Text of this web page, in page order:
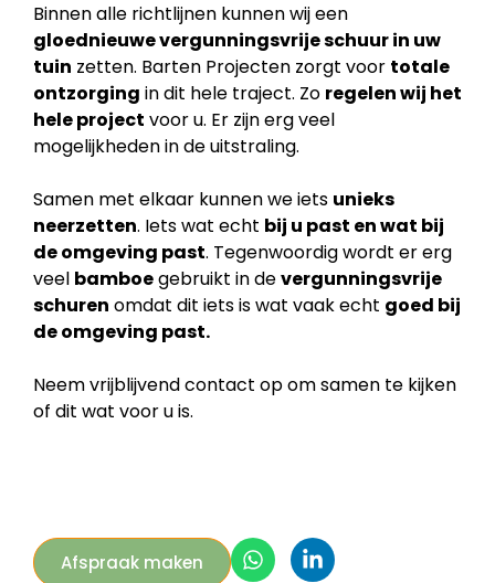
Binnen alle richtlijnen kunnen wij een
gloednieuwe vergunningsvrije schuur in uw
tuin zetten. Barten Projecten zorgt voor totale
ontzorging in dit hele traject. Zo regelen wij het
hele project voor u. Er zijn erg veel
mogelijkheden in de uitstraling.
Samen met elkaar kunnen we iets unieks
neerzetten. Iets wat echt bij u past en wat bij
deomgeving past. Tegenwoordig wordt er erg
veel bamboegebruikt in devergunningsvrije
schuren omdat dit iets is wat vaak echt goed bij
de omgeving past.
Neem vrijblijvend contact op om samen te kijken
of dit wat voor u is.
Afspraak maken